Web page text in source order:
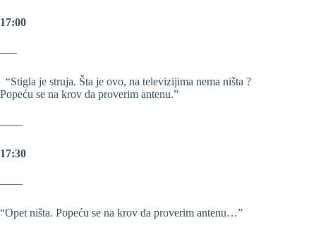
17:00
—–
“Stigla je struja. Šta je ovo, na televizijima nema ništa ?
Popeću se na krov da proverim antenu.”
——
17:30
——
“Opet ništa. Popeću se na krov da proverim antenu…”